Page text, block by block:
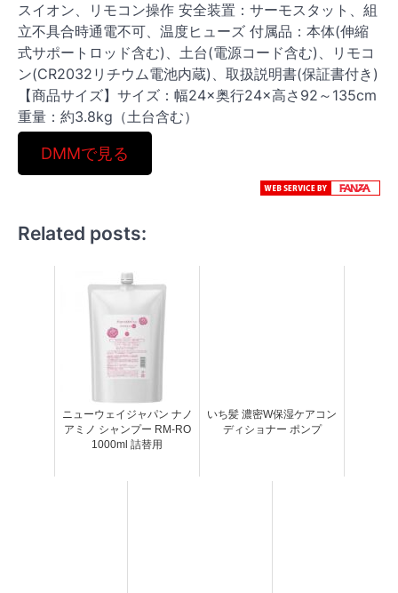
スイオン、リモコン操作 安全装置：サーモスタット、組
立不具合時通電不可、温度ヒューズ 付属品：本体(伸縮
式サポートロッド含む)、土台(電源コード含む)、リモコ
ン(CR2032リチウム電池内蔵)、取扱説明書(保証書付き)
【商品サイズ】サイズ：幅24×奥行24×高さ92～135cm
重量：約3.8kg（土台含む）
DMMで見る
Related posts:
ニューウェイジャパン ナノ
アミノ シャンプー RM-RO
1000ml 詰替用
いち髪 濃密W保湿ケアコン
ディショナー ポンプ